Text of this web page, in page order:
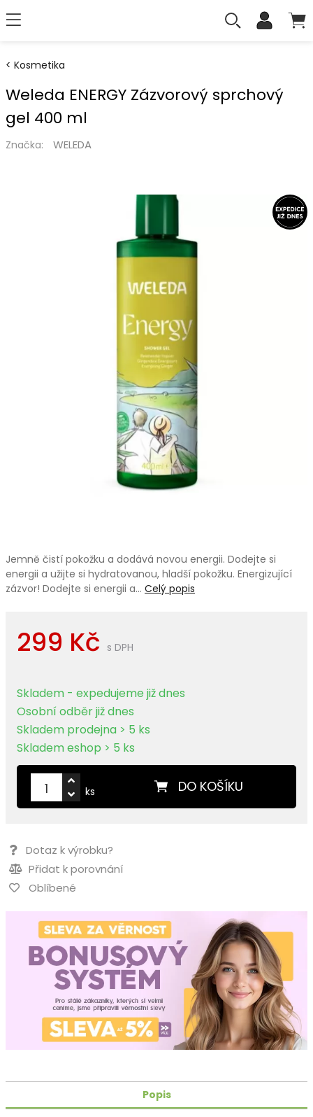
Kosmetika
Weleda ENERGY Zázvorový sprchový
gel 400 ml
Značka: WELEDA
Jemně čistí pokožku a dodává novou energii. Dodejte si
energii a užijte si hydratovanou, hladší pokožku. Energizující
zázvor! Dodejte si energii a… Celý popis
299 Kč s DPH
Skladem - expedujeme již dnes
Osobní odběr již dnes
Skladem prodejna > 5 ks
Skladem eshop > 5 ks
DO KOŠÍKU
ks
Dotaz k výrobku?
Přidat k porovnání
Oblíbené
Popis